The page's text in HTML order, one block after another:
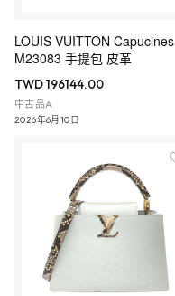
LOUIS VUITTON Capucines
M23083 手提包 皮革
TWD 196144.00
中古品A
2026年6月10日